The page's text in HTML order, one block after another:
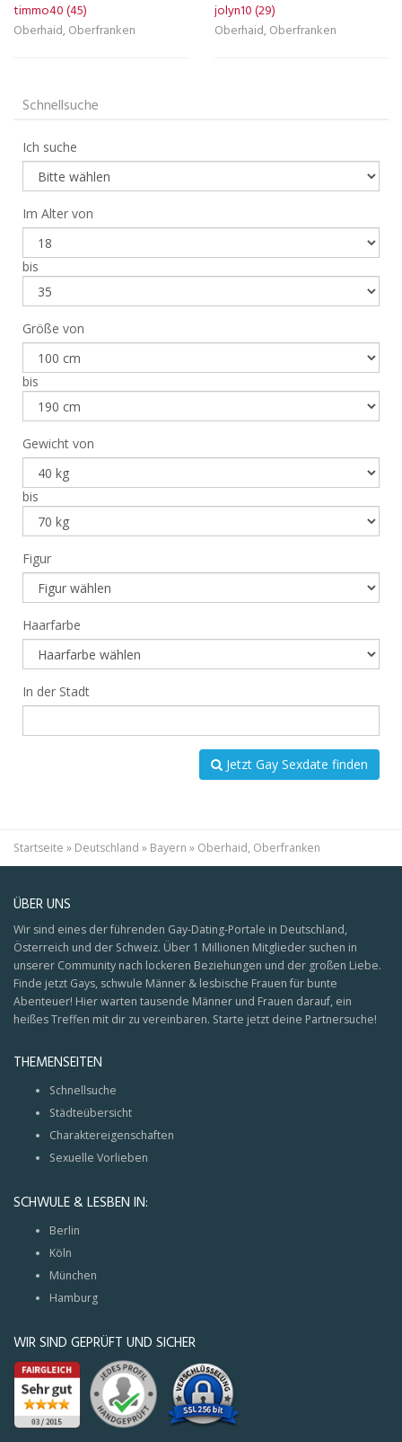
timmo40 (45)
Oberhaid, Oberfranken
jolyn10 (29)
Oberhaid, Oberfranken
Schnellsuche
Ich suche
Im Alter von
bis
Größe von
bis
Gewicht von
bis
Figur
Haarfarbe
In der Stadt
Jetzt Gay Sexdate finden
Startseite » Deutschland » Bayern » Oberhaid, Oberfranken
ÜBER UNS
Wir sind eines der führenden Gay-Dating-Portale in Deutschland,
Österreich und der Schweiz. Über 1 Millionen Mitglieder suchen in
unserer Community nach lockeren Beziehungen und der großen Liebe.
Finde jetzt Gays, schwule Männer & lesbische Frauen für bunte
Abenteuer! Hier warten tausende Männer und Frauen darauf, ein
heißes Treffen mit dir zu vereinbaren. Starte jetzt deine Partnersuche!
THEMENSEITEN
Schnellsuche
Städteübersicht
Charaktereigenschaften
Sexuelle Vorlieben
SCHWULE & LESBEN IN:
Berlin
Köln
München
Hamburg
WIR SIND GEPRÜFT UND SICHER